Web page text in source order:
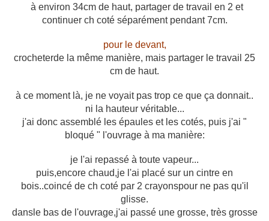
à environ 34cm de haut, partager de travail en 2 et
continuer ch coté séparément pendant 7cm.
pour le devant,
crocheterde la même manière, mais partager le travail 25
cm de haut.
à ce moment là, je ne voyait pas trop ce que ça donnait..
ni la hauteur véritable...
j'ai donc assemblé les épaules et les cotés, puis j'ai "
bloqué " l'ouvrage à ma manière:
je l'ai repassé à toute vapeur...
puis,encore chaud,je l'ai placé sur un cintre en
bois..coincé de ch coté par 2 crayonspour ne pas qu'il
glisse.
dansle bas de l'ouvrage,j'ai passé une grosse, très grosse